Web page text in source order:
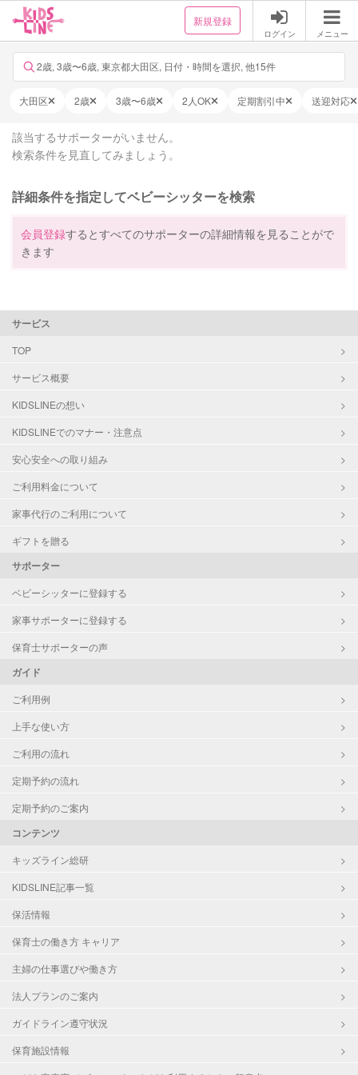
新規登録
ログイン メニュー
2歳, 3歳〜6歳, 東京都大田区, 日付・時間を選択, 他15件
大田区 2歳 3歳〜6歳 2人OK 定期割引中 送迎対応
該当するサポーターがいません。
検索条件を見直してみましょう。
詳細条件を指定してベビーシッターを検索
会員登録するとすべてのサポーターの詳細情報を見ることがで
きます
サービス
TOP
サービス概要
KIDSLINEの想い
KIDSLINEでのマナー・注意点
安心安全への取り組み
ご利用料金について
家事代行のご利用について
ギフトを贈る
サポーター
ベビーシッターに登録する
家事サポーターに登録する
保育士サポーターの声
ガイド
ご利用例
上手な使い方
ご利用の流れ
定期予約の流れ
定期予約のご案内
コンテンツ
キッズライン総研
KIDSLINE記事一覧
保活情報
保育士の働き方 キャリア
主婦の仕事選びや働き方
法人プランのご案内
ガイドライン遵守状況
保育施設情報